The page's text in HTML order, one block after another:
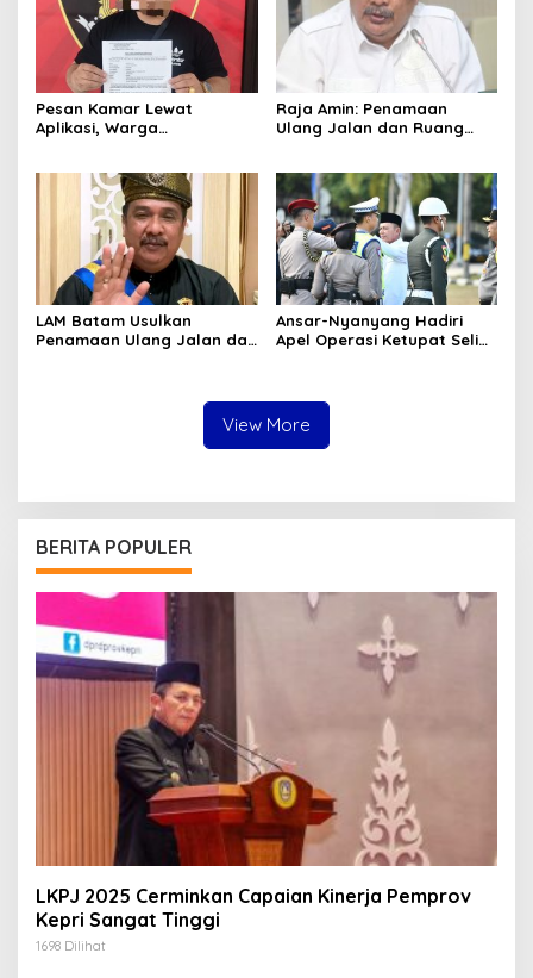
Pesan Kamar Lewat
Aplikasi, Warga
Raja Amin: Penamaan
Ulang Jalan dan Ruang
LAM Batam Usulkan
Penamaan Ulang Jalan dan
Ansar-Nyanyang Hadiri
Apel Operasi Ketupat Seligi
View More
BERITA POPULER
LKPJ 2025 Cerminkan Capaian Kinerja Pemprov
Kepri Sangat Tinggi
1698 Dilihat